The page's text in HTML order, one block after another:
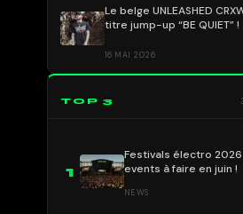
Le belge UNLEASHED
titre jump-up “BE QUIET” !
16 MAI 2026
TOP 3
1
Festivals électro 2026
events à faire en juin !
NEWS